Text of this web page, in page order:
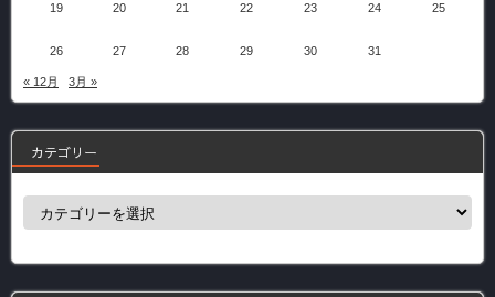
19 20 21 22 23 24 25
26 27 28 29 30 31
« 12月 3月 »
カテゴリー
ー